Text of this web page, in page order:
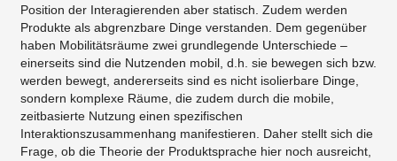
Position der Interagierenden aber statisch. Zudem werden
Produkte als abgrenzbare Dinge verstanden. Dem gegenüber
haben Mobilitätsräume zwei grundlegende Unterschiede –
einerseits sind die Nutzenden mobil, d.h. sie bewegen sich bzw.
werden bewegt, andererseits sind es nicht isolierbare Dinge,
sondern komplexe Räume, die zudem durch die mobile,
zeitbasierte Nutzung einen spezifischen
Interaktionszusammenhang manifestieren. Daher stellt sich die
Frage, ob die Theorie der Produktsprache hier noch ausreicht,